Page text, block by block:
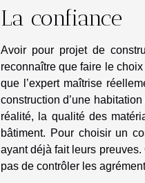
La confiance
Avoir pour projet de
reconnaître que faire le
que l’expert maîtrise
construction d’une
réalité, la qualité des
bâtiment. Pour choisir un
ayant déjà fait leurs preuves.
pas de contrôler les